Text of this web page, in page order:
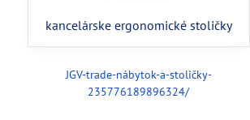
kancelárske ergonomické stoličky
JGV-trade-nábytok-a-stoličky-
235776189896324/